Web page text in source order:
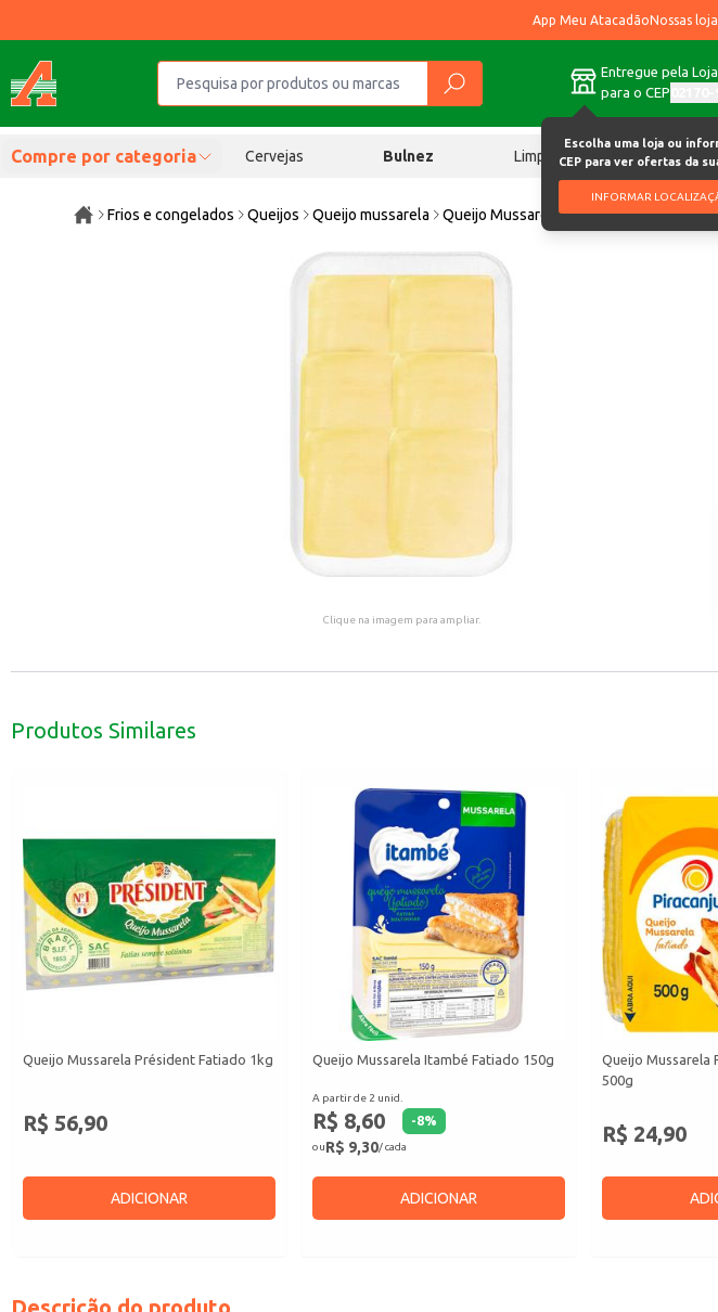
App Meu AtacadãoNossas
Entregue pela
para o CEP
Escolha uma loja ou
CEP para ver ofertas da
INFORMAR
Compre por categoria Cervejas Bulnez Limpeza
Frios e congelados Queijos Queijo mussarela Queijo Mussarela Fatiado Davaca Preço
Clique na imagem para ampliar.
Produtos Similares
Queijo Mussarela Président Fatiado 1kg
R$ 56,90
ADICIONAR
Queijo Mussarela Itambé Fatiado 150g
A partir de 2 unid.
R$ 8,60 -8%
ouR$ 9,30/ cada
ADICIONAR
Queijo Mussarela
500g
R$ 24,90